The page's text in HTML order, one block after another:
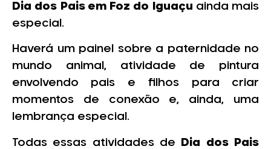
Dia dos Pais em Foz do Iguaçu ainda mais
especial.
Haverá um painel sobre a paternidade no
mundo animal, atividade de pintura
envolvendo pais e filhos para criar
momentos de conexão e, ainda, uma
lembrança especial.
Todas essas atividades de
Dia dos Pais